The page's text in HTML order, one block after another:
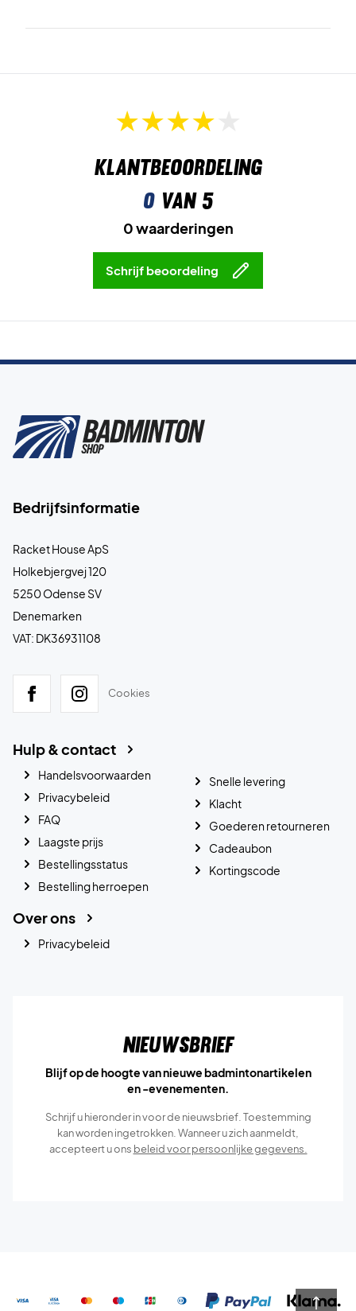
Memory Form Insolevormt zich naar je voet en biedt
Zwart en grijs.
Klantbeoordeling
0van 5
0 waarderingen
Schrijf beoordeling
Bedrijfsinformatie
Racket House ApS
Holkebjergvej 120
5250 Odense SV
Denemarken
VAT: DK36931108
Cookies
Hulp & contact
Handelsvoorwaarden
Privacybeleid
FAQ
Laagste prijs
Bestellingsstatus
Bestelling herroepen
Snelle levering
Klacht
Goederen retourneren
Cadeaubon
Kortingscode
Over ons
Privacybeleid
Nieuwsbrief
Blijf op de hoogte van nieuwe badmintonartikelen
en -evenementen.
Schrijf u hieronder in voor de nieuwsbrief. Toestemming
kan worden ingetrokken. Wanneer u zich aanmeldt,
accepteert u ons beleid voor persoonlijke gegevens.